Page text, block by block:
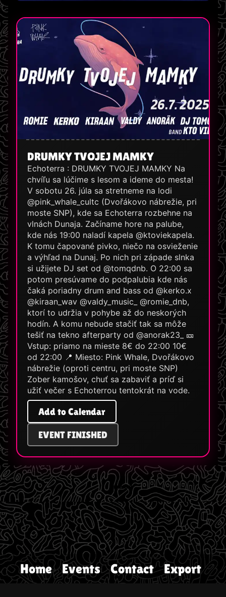
DRUMKY TVOJEJ MAMKY
Echoterra : DRUMKY TVOJEJ MAMKY Na
chvíľu sa lúčime s lesom a ideme do mesta!
V sobotu 26. júla sa stretneme na lodi
@pink_whale_cultc (Dvořákovo nábrežie, pri
moste SNP), kde sa Echoterra rozbehne na
vlnách Dunaja. Začíname hore na palube,
kde nás 19:00 naladí kapela @ktoviekapela.
K tomu čapované pivko, niečo na osvieženie
a výhľad na Dunaj. Po nich pri západe slnka
si užijete DJ set od @tomqdnb. O 22:00 sa
potom presúvame do podpalubia kde nás
čaká poriadny drum and bass od @kerko.x
@kiraan_wav @valdy_music_ @romie_dnb,
ktorí to udržia v pohybe až do neskorých
hodín. A komu nebude stačiť tak sa môže
tešiť na tekno afterparty od @anorak23_ 🎫
Vstup: priamo na mieste 8€ do 22:00 10€
od 22:00 📍 Miesto: Pink Whale, Dvořákovo
nábrežie (oproti centru, pri moste SNP)
Zober kamošo­v, chuť sa zabaviť a príď si
užiť večer s Echoterrou tentokrát na vode.
Add to Calendar
EVENT FINISHED
Home Events Contact Export